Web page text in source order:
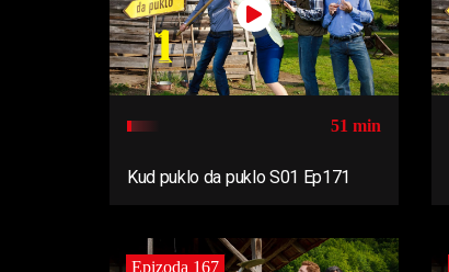
51 min
Kud puklo da puklo S01 Ep171
Epizoda 167